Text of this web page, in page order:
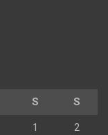
S S
1 2